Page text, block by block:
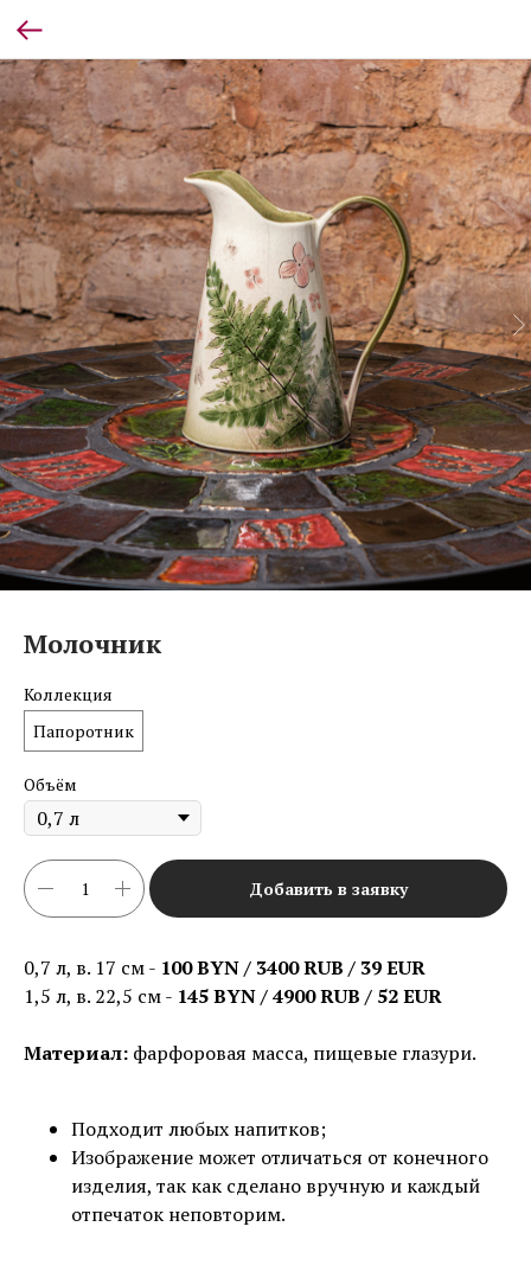
Молочник
Коллекция
Папоротник
Объём
Добавить в заявку
0,7 л, в. 17 см - 100 BYN / 3400 RUB / 39 EUR
1,5 л, в. 22,5 см - 145 BYN / 4900 RUB / 52 EUR
Материал: фарфоровая масса, пищевые глазури.
Подходит любых напитков;
Изображение может отличаться от конечного
изделия, так как сделано вручную и каждый
отпечаток неповторим.